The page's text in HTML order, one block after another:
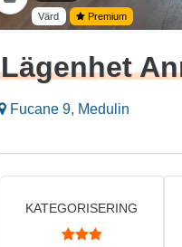
Värd Premium
Lägenhet
Fucane 9, Medulin
KATEGORISERING